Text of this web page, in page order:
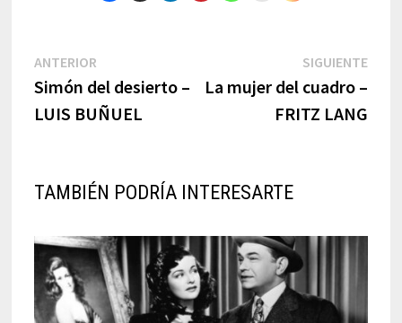
Navegación
de
ANTERIOR
post:
Simón del desierto –
LUIS BUÑUEL
SIGUIENTENext
post:
La mujer del cuadro –
FRITZ LANG
TAMBIÉN PODRÍA INTERESARTE